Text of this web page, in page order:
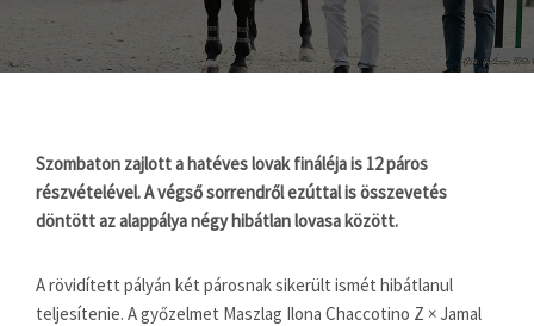
Szombaton zajlott a hatéves lovak fináléja is 12 páros
részvételével. A végső sorrendről ezúttal is összevetés
döntött az alappálya négy hibátlan lovasa között.
A rövidített pályán két párosnak sikerült ismét hibátlanul
teljesítenie. A győzelmet Maszlag Ilona Chaccotino Z × Jamal